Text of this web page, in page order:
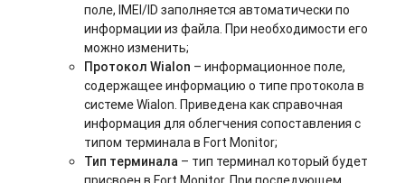
поле, IMEI/ID заполняется автоматически по
информации из файла. При необходимости его
можно изменить;
Протокол Wialon – информационное поле,
содержащее информацию о типе протокола в
системе Wialon. Приведена как справочная
информация для облегчения сопоставления с
типом терминала в Fort Monitor;
Тип терминала – тип терминал который будет